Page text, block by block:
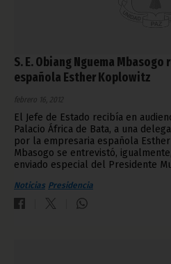
S. E. Obiang Nguema
española Esther Koplowitz
febrero 16, 2012
El Jefe de Estado recibía en
Palacio África de Bata, a una
por la empresaria española
Mbasogo se entrevistó,
enviado especial del Presidente
Noticias Presidencia